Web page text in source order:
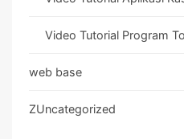
Video Tutorial Program
web base
ZUncategorized